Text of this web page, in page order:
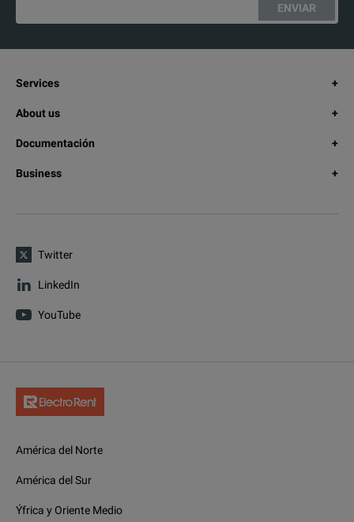
ENVIAR
Services
About us
Documentación
Business
Twitter
LinkedIn
YouTube
América del Norte
América del Sur
Ýfrica y Oriente Medio